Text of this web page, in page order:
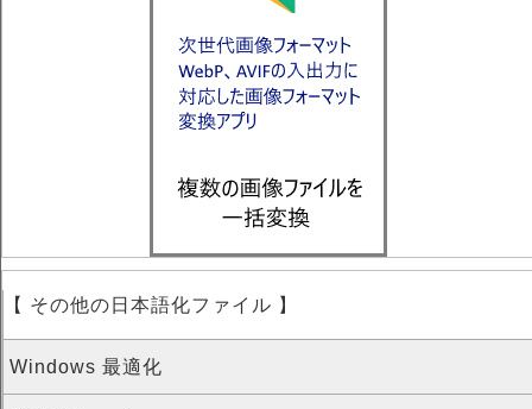
【 その他の日本語化ファイル 】
Windows 最適化